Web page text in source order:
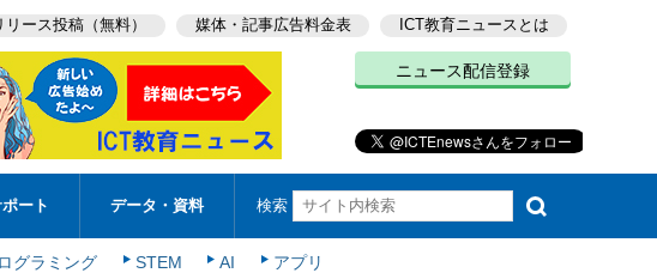
ース投稿（無料） 媒体・記事広告料金表 ICT教育ニュースとは
ニュース配信登録
ート データ・資料 検索
グラミング STEM AI アプリ